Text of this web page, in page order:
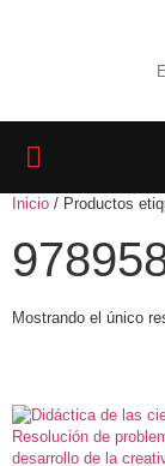
Inicio / Productos
Mostrando el único